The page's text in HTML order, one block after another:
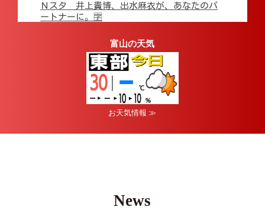
Ｎスタ 井上貴博、出水麻衣が、あなたのパ
ートナーに。🈑
ニュース６ ▽甲子園初戦に挑む高岡商業
注目の試合を速報で
ＣＤＴＶライブ！ライブ！🈑🈓★1位の曲だけ
富山の天気
お天気情報 ≫
News